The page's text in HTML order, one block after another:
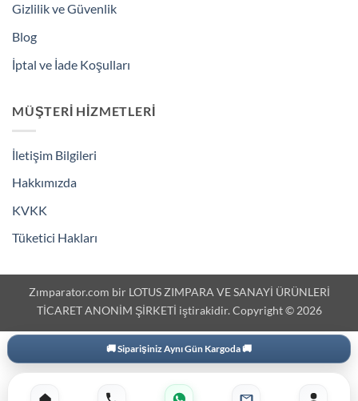
Gizlilik ve Güvenlik
Blog
İptal ve İade Koşulları
MÜŞTERI HIZMETLERI
İletişim Bilgileri
Hakkımızda
KVKK
Tüketici Hakları
Zımparator.com bir LOTUS ZIMPARA VE SANAYİ ÜRÜNLERİ
TİCARET ANONİM ŞİRKETİ iştirakidir. Copyright © 2026
🚚 Siparişiniz Aynı Gün Kargoda 🚚